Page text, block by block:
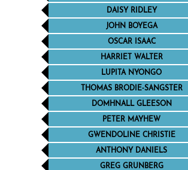
DAISY RIDLEY
JOHN BOYEGA
OSCAR ISAAC
HARRIET WALTER
LUPITA NYONGO
THOMAS BRODIE-SANGSTER
DOMHNALL GLEESON
PETER MAYHEW
GWENDOLINE CHRISTIE
ANTHONY DANIELS
GREG GRUNBERG